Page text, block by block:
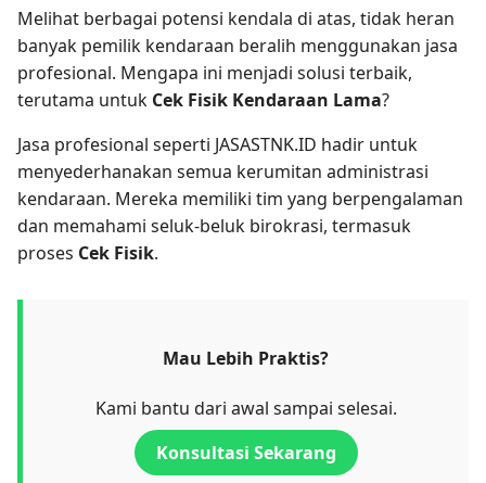
Melihat berbagai potensi kendala di atas, tidak heran
banyak pemilik kendaraan beralih menggunakan jasa
profesional. Mengapa ini menjadi solusi terbaik,
terutama untuk Cek Fisik Kendaraan Lama?
Jasa profesional seperti JASASTNK.ID hadir untuk
menyederhanakan semua kerumitan administrasi
kendaraan. Mereka memiliki tim yang berpengalaman
dan memahami seluk-beluk birokrasi, termasuk
proses Cek Fisik.
Mau Lebih Praktis?
Kami bantu dari awal sampai selesai.
Konsultasi Sekarang